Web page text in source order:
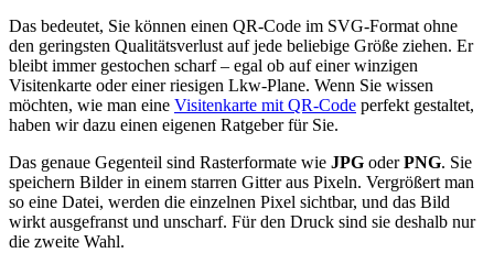
Das bedeutet, Sie können einen QR‑Code im SVG-Format ohne
den geringsten Qualitätsverlust auf jede beliebige Größe ziehen. Er
bleibt immer gestochen scharf – egal ob auf einer winzigen
Visitenkarte oder einer riesigen Lkw-Plane. Wenn Sie wissen
möchten, wie man eine Visitenkarte mit QR‑Code perfekt gestaltet,
haben wir dazu einen eigenen Ratgeber für Sie.
Das genaue Gegenteil sind Rasterformate wie JPG oderPNG. Sie
speichern Bilder in einem starren Gitter aus Pixeln. Vergrößert man
so eine Datei, werden die einzelnen Pixel sichtbar, und das Bild
wirkt ausgefranst und unscharf. Für den Druck sind sie deshalb nur
die zweite Wahl.